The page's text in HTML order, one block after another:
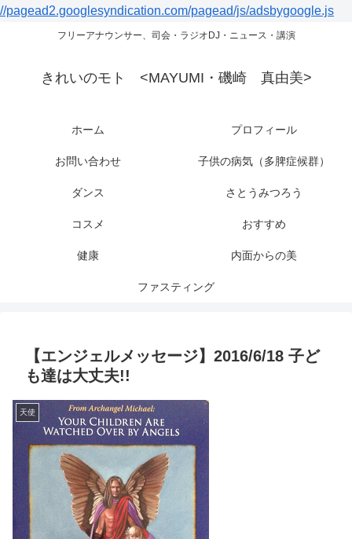
//pagead2.googlesyndication.com/pagead/js/adsbygoogle.js
フリーアナウンサー、司会・ラジオDJ・ニュース・講演
きれいのモト <MAYUMI・磯崎 真由美>
ホーム プロフィール
お問い合わせ 子供の病気（多脾症候群）
ダンス さとうみつろう
コスメ おすすめ
健康 内面からの美
ファスティング
【エンジェルメッセージ】2016/6/18 子ど
も達は大丈夫!!
天使